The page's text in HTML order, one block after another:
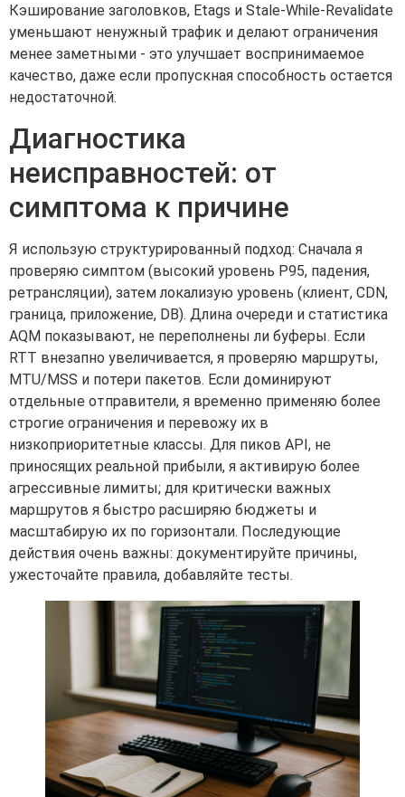
Кэширование заголовков, Etags и Stale-While-Revalidate
уменьшают ненужный трафик и делают ограничения
менее заметными - это улучшает воспринимаемое
качество, даже если пропускная способность остается
недостаточной.
Диагностика
неисправностей: от
симптома к причине
Я использую структурированный подход: Сначала я
проверяю симптом (высокий уровень P95, падения,
ретрансляции), затем локализую уровень (клиент, CDN,
граница, приложение, DB). Длина очереди и статистика
AQM показывают, не переполнены ли буферы. Если
RTT внезапно увеличивается, я проверяю маршруты,
MTU/MSS и потери пакетов. Если доминируют
отдельные отправители, я временно применяю более
строгие ограничения и перевожу их в
низкоприоритетные классы. Для пиков API, не
приносящих реальной прибыли, я активирую более
агрессивные лимиты; для критически важных
маршрутов я быстро расширяю бюджеты и
масштабирую их по горизонтали. Последующие
действия очень важны: документируйте причины,
ужесточайте правила, добавляйте тесты.